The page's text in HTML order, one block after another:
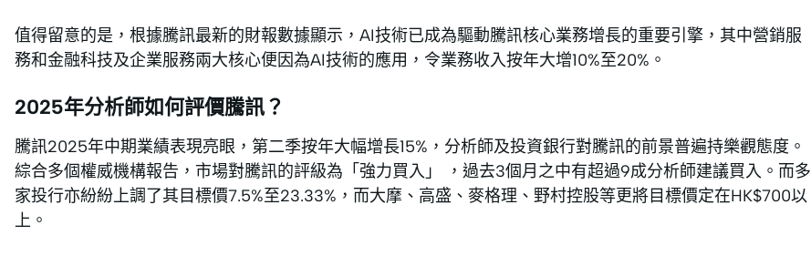
值得留意的是，根據騰訊最新的財報數據顯示，AI技術已成為驅動騰訊核心業務增長的重要引擎，其中營銷服
務和金融科技及企業服務兩大核心便因為AI技術的應用，令業務收入按年大增10%至20%。
2025年分析師如何評價騰訊？
騰訊2025年中期業績表現亮眼，第二季按年大幅增長15%，分析師及投資銀行對騰訊的前景普遍持樂觀態度。
綜合多個權威機構報告，市場對騰訊的評級為「強力買入」 ，過去3個月之中有超過9成分析師建議買入。而多
家投行亦紛紛上調了其目標價7.5%至23.33%，而大摩、高盛、麥格理、野村控股等更將目標價定在HK$700以
上。